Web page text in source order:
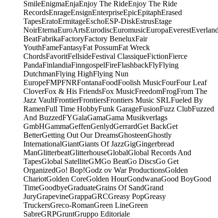
SmileEnigmaEnjaEnjoy The RideEnjoy The Ride
RecordsEnrageEnsignEnterpriseEpicEpitaphErased
TapesEratoErmitageEschoESP-DiskEstrusEtage
NoirEternaEuroArtsEurodiscEuromusicEuropaEverest
BeatFabrikaFactoryFactory BeneluxFair
YouthFameFantasyFat PossumFat Wreck
ChordsFavoritFellsideFestival ClassiqueFictionFierce
PandaFinlandiaFinngospelFireFlashbackFlyFlying
DutchmanFlying HighFlying Nun
EuropeFMPFNRFontanaFoodFoolish MusicFourFour Leaf
CloverFox & His FriendsFox MusicFreedomFrogFrom The
Jazz VaultFrontierFrontiersFrontiers Music SRLFueled By
RamenFull Time HobbyFunk GarageFusionFuzz ClubFuzzed
And BuzzedFYGalaGamaGama Musikverlags
GmbHGammaGeffenGenlydGerrardGet BackGet
BetterGetting Out Our DreamsGhosteenGhostly
InternationalGiantGiants Of JazzGigGingerbread
ManGlitterbeatGlitterhouseGlobalGlobal Records And
TapesGlobal SatelliteGMGo BeatGo DiscsGo Get
OrganizedGo! Bop!Godz ov War ProductionsGolden
ChariotGolden CoreGolden HourGondwanaGood BoyGood
TimeGoodbyeGraduateGrains Of SandGrand
JuryGrapevineGrappaGRCGreasy PopGreasy
TruckersGreco-RomanGreen LineGreen
SabreGRPGruntGruppo Editoriale